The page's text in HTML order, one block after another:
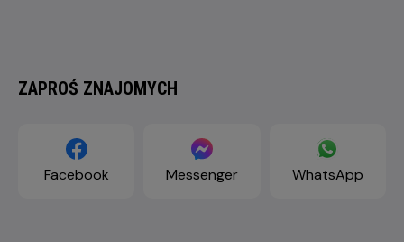
ZAPROŚ ZNAJOMYCH
Facebook Messenger WhatsApp